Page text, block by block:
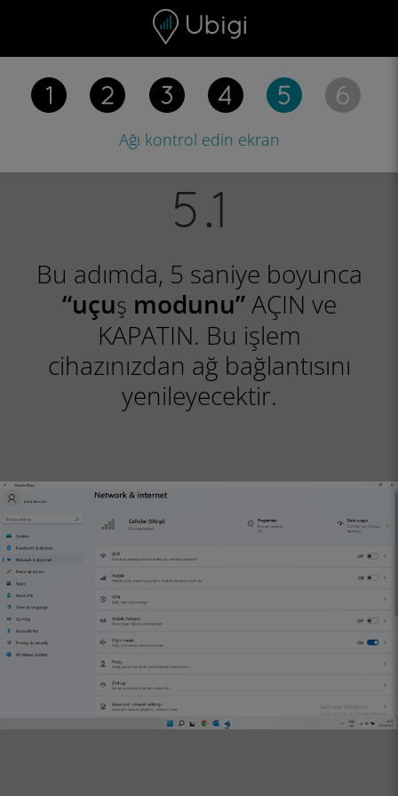
Gezinme çubuğu Alt bilgi
Ağı kontrol edin ekran
Bu adımda, 5 saniye boyunca
“uçuş modunu”AÇIN ve
KAPATIN. Bu işlem
cihazınızdan ağ bağlantısını
yenileyecektir.